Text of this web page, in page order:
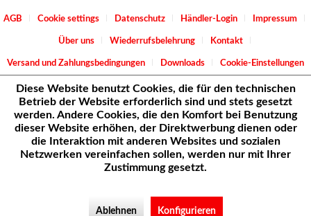
AGB Cookie settings Datenschutz Händler-Login Impressum
Über uns Wiederrufsbelehrung Kontakt
Versand und Zahlungsbedingungen Downloads Cookie-Einstellungen
Diese Website benutzt Cookies, die für den technischen
Betrieb der Website erforderlich sind und stets gesetzt
werden. Andere Cookies, die den Komfort bei Benutzung
dieser Website erhöhen, der Direktwerbung dienen oder
die Interaktion mit anderen Websites und sozialen
Netzwerken vereinfachen sollen, werden nur mit Ihrer
Zustimmung gesetzt.
Ablehnen Konfigurieren